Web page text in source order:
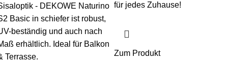
- DEKOWE Naturino
Basic in schiefer ist robust,
beständig und auch nach
erhältlich. Ideal für Balkon
Terrasse.
für jedes Zuhause!
Zum Produkt